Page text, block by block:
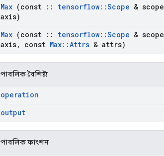
Max (const :: tensorflow::Scope & scope
axis)
Max (const :: tensorflow::Scope & scope
axis, const Max::Attrs & attrs)
পাবলিক বৈশিষ্ট্য
operation
output
পাবলিক ফাংশন